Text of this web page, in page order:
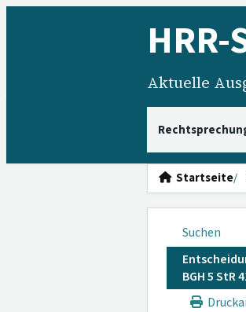
HRR-
Aktuelle
Startseite
Suchen
BGH 5 StR